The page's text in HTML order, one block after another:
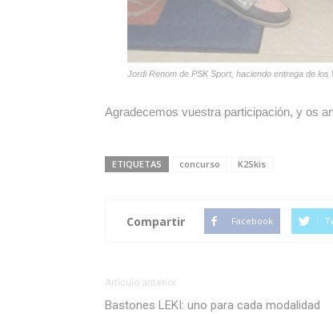
Jordi Renom de PSK Sport, haciendo entrega de
Agradecemos vuestra participación, y os
ETIQUETAS concurso K2Skis
Compartir Facebook
Artículo anterior
Bastones LEKI: uno para cada modalidad